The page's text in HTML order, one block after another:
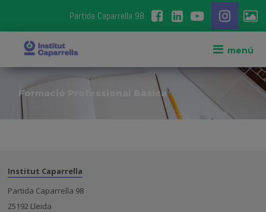
Partida Caparrella 98
Formació Professional Bàsica
Institut Caparrella
Partida Caparrella 98
25192 Lleida